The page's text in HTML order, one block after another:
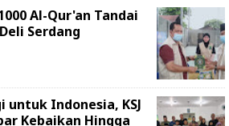
Al-Qur'an Tandai
Serdang
untuk Indonesia, KSJ
Kebaikan Hingga